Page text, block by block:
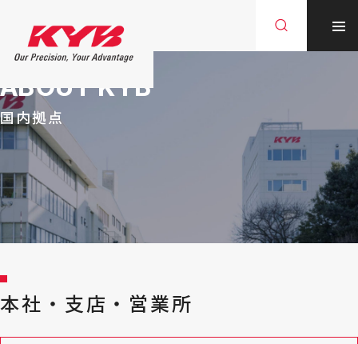
ABOUT KYB
国内拠点
本社・支店・営業所